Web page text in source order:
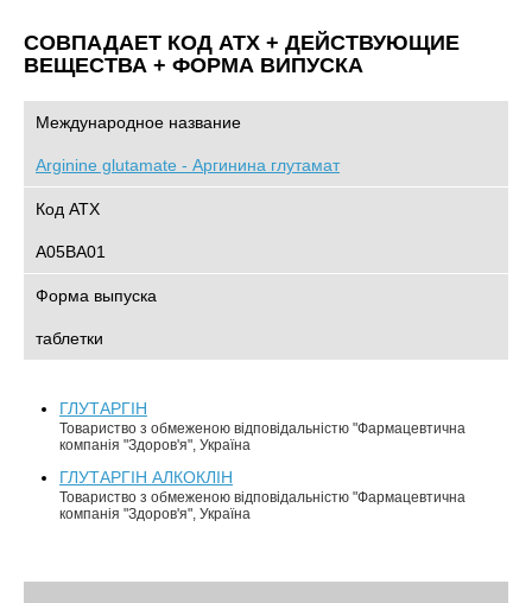
СОВПАДАЕТ КОД ATХ + ДЕЙСТВУЮЩИЕ
ВЕЩЕСТВА + ФОРМА ВИПУСКА
Международное название
Arginine glutamate - Аргинина глутамат
Код АТХ
A05BA01
Форма выпуска
таблетки
ГЛУТАРГІН
Товариство з обмеженою відповідальністю "Фармацевтична
компанія "Здоров'я", Україна
ГЛУТАРГІН АЛКОКЛІН
Товариство з обмеженою відповідальністю "Фармацевтична
компанія "Здоров'я", Україна